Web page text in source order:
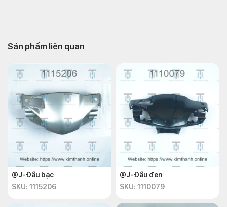
Sản phẩm liên quan
@J-Đầu bạc
SKU: 1115206
@J-Đầu đen
SKU: 1110079